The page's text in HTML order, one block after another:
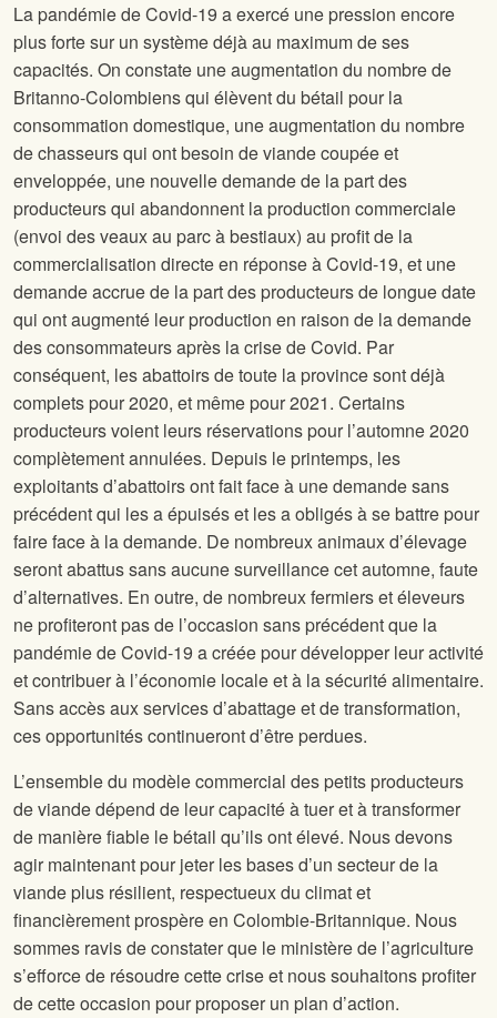
La pandémie de Covid-19 a exercé une pression encore
plus forte sur un système déjà au maximum de ses
capacités. On constate une augmentation du nombre de
Britanno-Colombiens qui élèvent du bétail pour la
consommation domestique, une augmentation du nombre
de chasseurs qui ont besoin de viande coupée et
enveloppée, une nouvelle demande de la part des
producteurs qui abandonnent la production commerciale
(envoi des veaux au parc à bestiaux) au profit de la
commercialisation directe en réponse à Covid-19, et une
demande accrue de la part des producteurs de longue date
qui ont augmenté leur production en raison de la demande
des consommateurs après la crise de Covid. Par
conséquent, les abattoirs de toute la province sont déjà
complets pour 2020, et même pour 2021. Certains
producteurs voient leurs réservations pour l’automne 2020
complètement annulées. Depuis le printemps, les
exploitants d’abattoirs ont fait face à une demande sans
précédent qui les a épuisés et les a obligés à se battre pour
faire face à la demande. De nombreux animaux d’élevage
seront abattus sans aucune surveillance cet automne, faute
d’alternatives. En outre, de nombreux fermiers et éleveurs
ne profiteront pas de l’occasion sans précédent que la
pandémie de Covid-19 a créée pour développer leur activité
et contribuer à l’économie locale et à la sécurité alimentaire.
Sans accès aux services d’abattage et de transformation,
ces opportunités continueront d’être perdues.
L’ensemble du modèle commercial des petits producteurs
de viande dépend de leur capacité à tuer et à transformer
de manière fiable le bétail qu’ils ont élevé. Nous devons
agir maintenant pour jeter les bases d’un secteur de la
viande plus résilient, respectueux du climat et
financièrement prospère en Colombie-Britannique. Nous
sommes ravis de constater que le ministère de l’agriculture
s’efforce de résoudre cette crise et nous souhaitons profiter
de cette occasion pour proposer un plan d’action.